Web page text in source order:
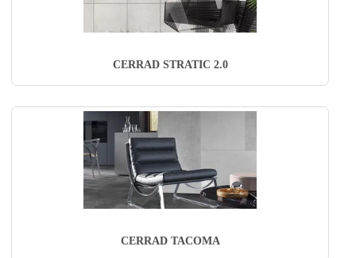
CERRAD STRATIC 2.0
CERRAD TACOMA